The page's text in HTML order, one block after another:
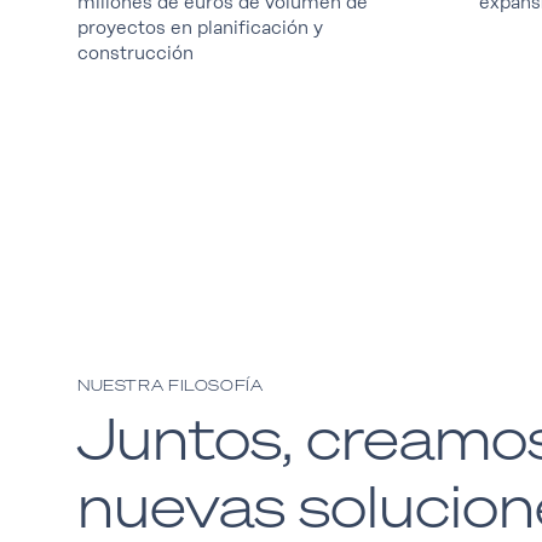
proyectos en planificación y
construcción
NUESTRA FILOSOFÍA
Juntos,
nuevas